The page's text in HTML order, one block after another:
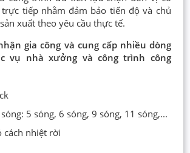
tiếp nhằm đảm bảo tiến độ và chủ
xuất theo yêu cầu thực tế.
gia công và cung cấp nhiều dòng
vụ nhà xưởng và công trình công
5 sóng, 6 sóng, 9 sóng, 11 sóng,...
cách nhiệt rời